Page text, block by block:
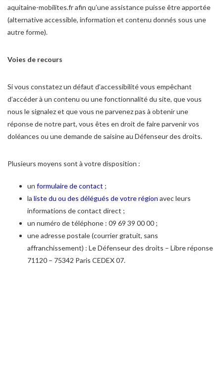
aquitaine-mobilites.fr afin qu’une assistance puisse être apportée
(alternative accessible, information et contenu donnés sous une
autre forme).
Voies de recours
Si vous constatez un défaut d’accessibilité vous empêchant
d’accéder à un contenu ou une fonctionnalité du site, que vous
nous le signalez et que vous ne parvenez pas à obtenir une
réponse de notre part, vous êtes en droit de faire parvenir vos
doléances ou une demande de saisine au Défenseur des droits.
Plusieurs moyens sont à votre disposition :
un formulaire de contact ;
la liste du ou des délégués de votre région avec leurs
informations de contact direct ;
un numéro de téléphone : 09 69 39 00 00 ;
une adresse postale (courrier gratuit, sans
affranchissement) : Le Défenseur des droits – Libre réponse
71120 – 75342 Paris CEDEX 07.